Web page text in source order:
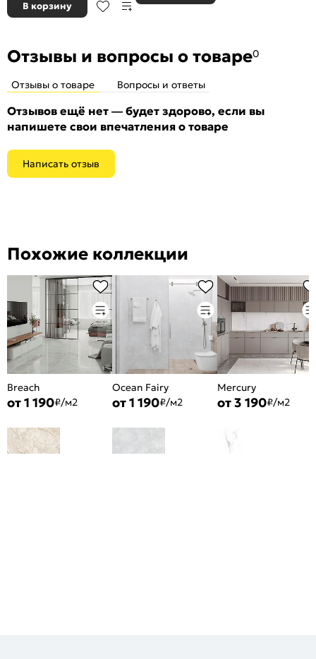
В корзину
Отзывы и вопросы о товаре0
Отзывы о товаре Вопросы и ответы
Отзывов ещё нет — будет здорово, если вы
напишете свои впечатления о товаре
Написать отзыв
Похожие коллекции
Breach
от 1 190₽/м2
Ocean Fairy
от 1 190₽/м2
Mercury
от 3 190₽/м2